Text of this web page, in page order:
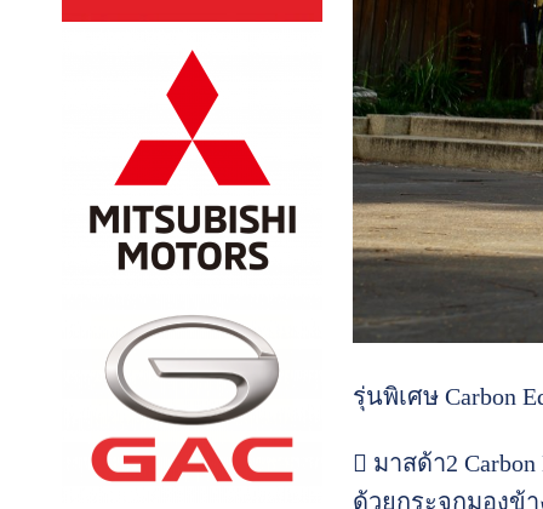
รุ่นพิเศษ Carbon
 มาสด้า2
ด้วยกระจกมองข้